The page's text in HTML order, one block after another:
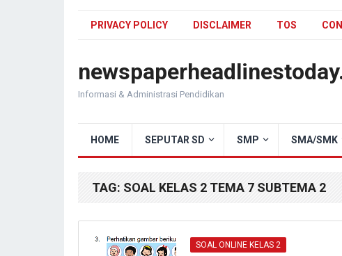
PRIVACY POLICY DISCLAIMER TOS
Informasi & Administrasi Pendidikan
HOME SEPUTAR SD SMP SMA/SMK
TAG: SOAL KELAS 2 TEMA 7 SUBTEMA 2
SOAL ONLINE KELAS 2